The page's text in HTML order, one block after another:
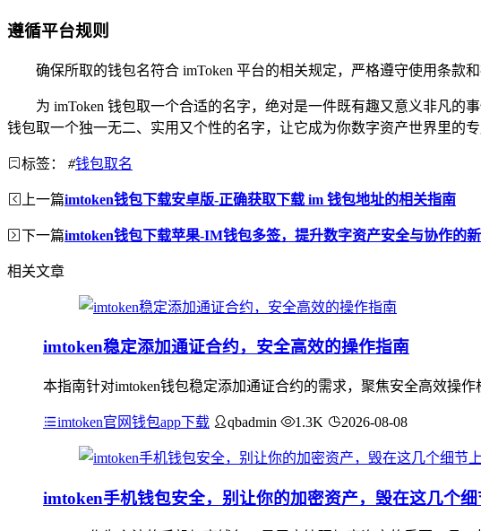
遵循平台规则
确保所取的钱包名符合 imToken 平台的相关规定，严格遵守使用条款
为 imToken 钱包取一个合适的名字，绝对是一件既有趣又意义非凡
钱包取一个独一无二、实用又个性的名字，让它成为你数字资产世界里的
标签： #钱包取名
上一篇imtoken钱包下载安卓版-正确获取下载 im 钱包地址的相关指南
下一篇imtoken钱包下载苹果-IM钱包多签，提升数字资产安全与协作的
相关文章
imtoken稳定添加通证合约，安全高效的操作指南
本指南针对imtoken钱包稳定添加通证合约的需求，聚焦安全高效操
imtoken官网钱包app下载 qbadmin 1.3K 2026-08-08
imtoken手机钱包安全，别让你的加密资产，毁在这几个细